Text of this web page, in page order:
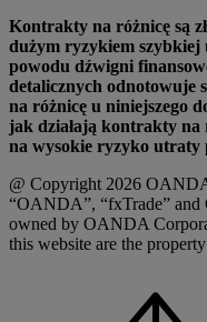
Kontrakty na różnicę są
dużym ryzykiem
powodu dźwigni
detalicznych
na różnicę u niniejszego
jak działają kontrakty na
na wysokie ryzyko utraty
@ Copyright 2026
“OANDA”, “fxTrade” and
owned by OANDA
this website are the